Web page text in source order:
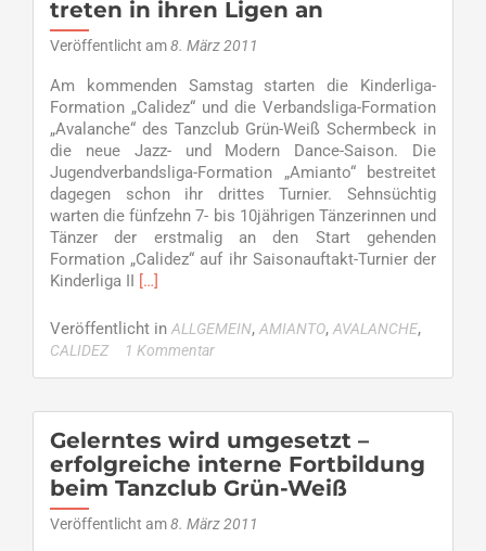
treten in ihren Ligen an
Veröffentlicht am8. März 2011
Am kommenden Samstag starten die Kinderliga-
Formation „Calidez“ und die Verbandsliga-Formation
„Avalanche“ des Tanzclub Grün-Weiß Schermbeck in
die neue Jazz- und Modern Dance-Saison. Die
Jugendverbandsliga-Formation „Amianto“ bestreitet
dagegen schon ihr drittes Turnier. Sehnsüchtig
warten die fünfzehn 7- bis 10jährigen Tänzerinnen und
Tänzer der erstmalig an den Start gehenden
Formation „Calidez“ auf ihr Saisonauftakt-Turnier der
Kinderliga II Read
about
Am
Tanzen
angesagt
…
–
Drei
Formationen
[…]
Veröffentlicht in ALLGEMEIN, AMIANTO, AVALANCHE,
CALIDEZ 1 Kommentar
Gelerntes wird umgesetzt –
erfolgreiche interne Fortbildung
beim Tanzclub Grün-Weiß
Veröffentlicht am8. März 2011